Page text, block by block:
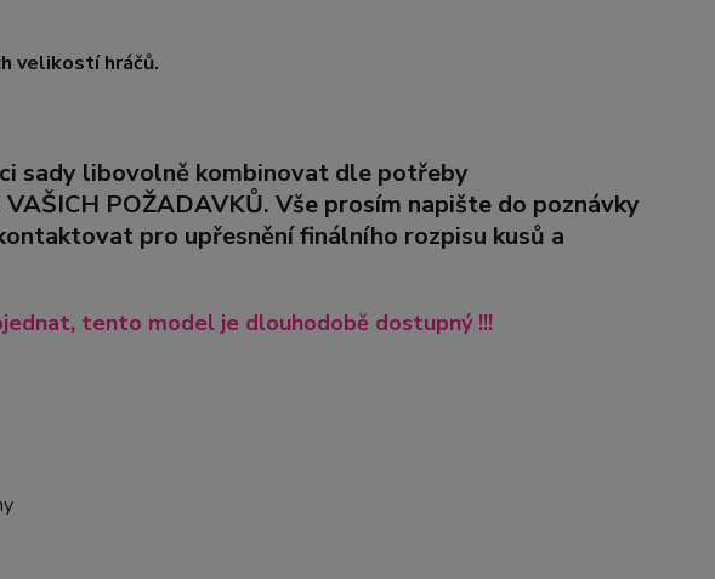
velikostí hráčů.
sady libovolně kombinovat dle potřeby
POŽADAVKŮ. Vše prosím napište do poznávky
pro upřesnění finálního rozpisu kusů a
tento model je dlouhodobě dostupný !!!